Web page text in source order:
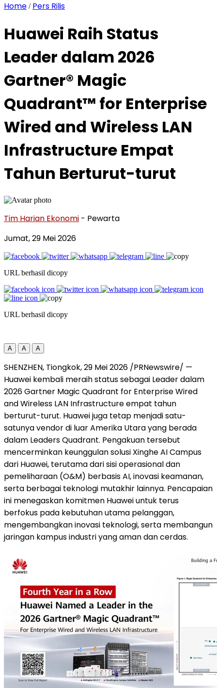
Home / Pers Rilis
Huawei Raih Status
Leader dalam 2026
Gartner® Magic
Quadrant™ for Enterprise
Wired and Wireless LAN
Infrastructure Empat
Tahun Berturut-turut
Tim Harian Ekonomi - Pewarta
Jumat, 29 Mei 2026
URL berhasil dicopy
URL berhasil dicopy
A A A
SHENZHEN, Tiongkok, 29 Mei 2026 /PRNewswire/ —
Huawei kembali meraih status sebagai Leader dalam
2026 Gartner Magic Quadrant for Enterprise Wired
and Wireless LAN Infrastructure empat tahun
berturut-turut. Huawei juga tetap menjadi satu-
satunya vendor di luar Amerika Utara yang berada
dalam Leaders Quadrant. Pengakuan tersebut
mencerminkan keunggulan solusi Xinghe AI Campus
dari Huawei, terutama dari sisi operasional dan
pemeliharaan (O&M) berbasis AI, inovasi keamanan,
serta berbagai teknologi mutakhir lainnya. Pencapaian
ini menegaskan komitmen Huawei untuk terus
berfokus pada kebutuhan utama pelanggan,
mengembangkan inovasi teknologi, serta membangun
jaringan kampus industri yang aman dan cerdas.